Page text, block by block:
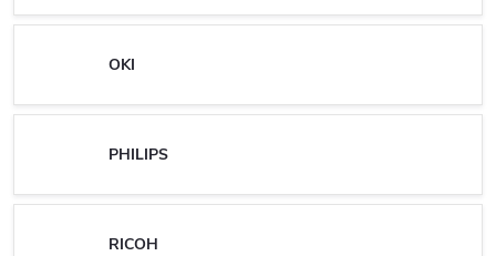
OKI
PHILIPS
RICOH